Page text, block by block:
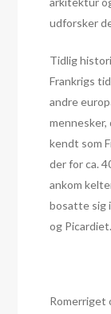
udforsker
Tidlig
Frankrigs
andre
mennesker,
kendt som
der for ca.
ankom
bosatte sig
og Picardiet.
Romerriget